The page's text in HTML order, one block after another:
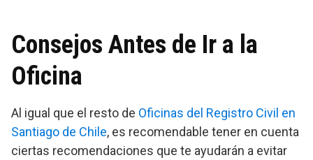
Consejos Antes de Ir a la
Oficina
Al igual que el resto de Oficinas del Registro Civil en
Santiago de Chile, es recomendable tener en cuenta
ciertas recomendaciones que te ayudarán a evitar